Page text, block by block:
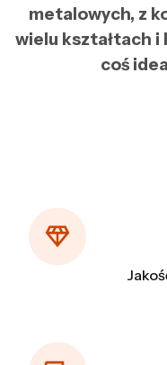
metalowych, z
wielu kształtach i
coś